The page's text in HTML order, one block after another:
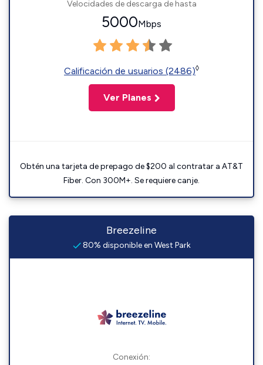
Velocidades de descarga de hasta
5000Mbps
Calificación de usuarios (2486)◊
Ver Planes
Obtén una tarjeta de prepago de $200 al contratar a AT&T
Fiber. Con 300M+. Se requiere canje.
Breezeline
80% disponible en West Park
Conexión: